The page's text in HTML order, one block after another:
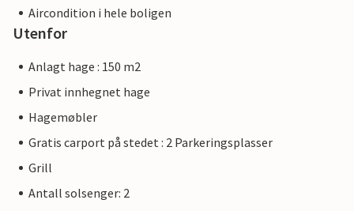
Aircondition i hele boligen
Utenfor
Anlagt hage : 150 m2
Privat innhegnet hage
Hagemøbler
Gratis carport på stedet : 2 Parkeringsplasser
Grill
Antall solsenger: 2